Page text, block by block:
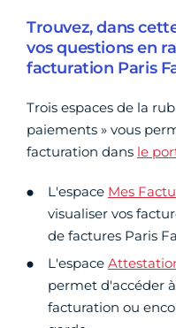
Trouvez, dans
vos questions en
facturation Paris
Trois espaces de la
paiements » vous
facturation dans le
L'espace Mes
visualiser vos
de factures Paris
L'espace
permet d'accéder
facturation ou